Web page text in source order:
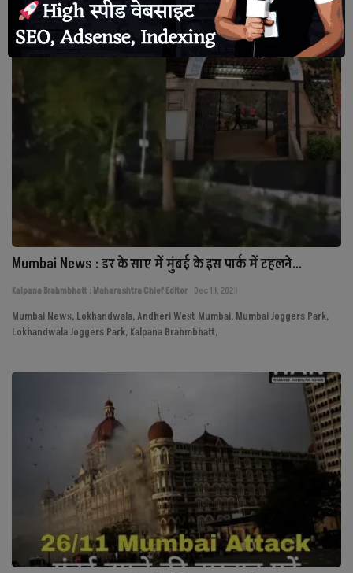
देश
राजनीति
टेक्नोलॉजी
दुनिया
क्राइम
मानव अधिकार
अन्य
Latest- news breaking-news Hindi-news Ujjain police
Mumbai News : डर के साए में मुंबई के इस पार्क में टहलने...
Kalpana Brahmbhatt : Maharashtra Chief Editor Dec 13, 2023
Mumbai News, Lokhandwala, Andheri West Mumbai, Mumbai Joggers Park,
Lokhandwala Joggers Park, Kalpana Brahmbhatt,